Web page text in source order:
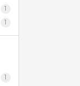
1
1
1